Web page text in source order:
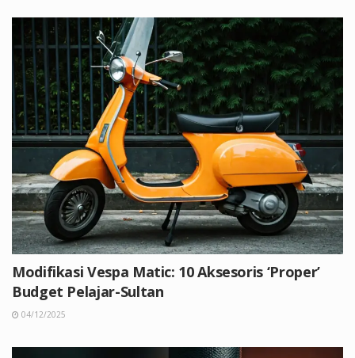
Modifikasi Vespa Matic: 10 Aksesoris ‘Proper’
Budget Pelajar-Sultan
04/12/2025